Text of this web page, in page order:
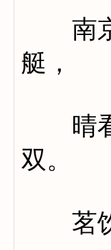
南京
艇，
晴看
双。
茗饮